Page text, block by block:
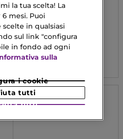
BURBERRY
GODDESS
Parfum
Da 62,30 €
la tua scelta! La
mesi. Puoi
in qualsiasi
sul link "configura
in fondo ad ogni
sulla
i cookie
tutti
tutti